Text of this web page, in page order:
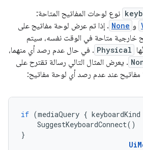
نوع لوحات المفاتيح المتاحة:
و None . إذا تم عرض لوحة مفاتيح على
خارجية متاحة في الوقت نفسه، سيتم
Physical . في حال عدم رصد أي منهما،
. يعرض المثال التالي رسالة تقترح على
عند عدم رصد أي لوحة مفاتيح:
if (mediaQuery { keyboardKind
SuggestKeyboardConnect()
}